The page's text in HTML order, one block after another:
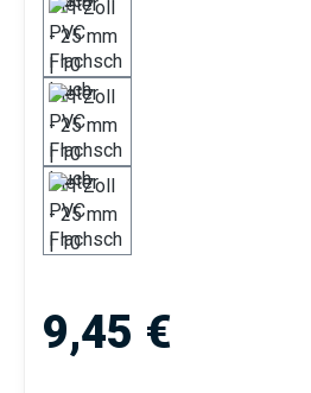
Regulärer Preis:
9,45 €